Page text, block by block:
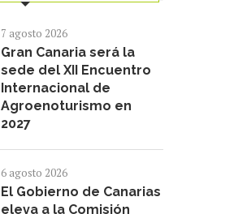
7 agosto 2026
Gran Canaria será la
sede del XII Encuentro
Internacional de
Agroenoturismo en
2027
6 agosto 2026
El Gobierno de Canarias
eleva a la Comisión